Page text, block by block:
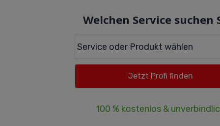
Welchen Service suchen
100 % kostenlos &